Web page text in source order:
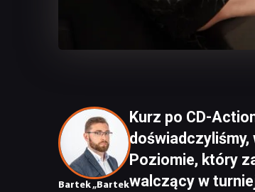
Bartek „Bartek
Kurz po CD-
Poziomie, który
walczący w